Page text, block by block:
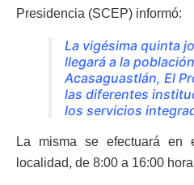
Presidencia (SCEP) informó:
La vigésima quinta
llegará a la
Acasaguastlán, El
las diferentes
los servicios
La misma se efectuará en
localidad, de 8:00 a 16:00